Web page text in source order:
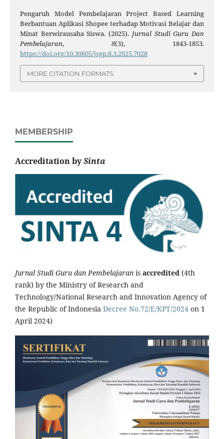
Pengaruh Model Pembelajaran Project Based Learning
Berbantuan Aplikasi Shopee terhadap Motivasi Belajar dan
Minat Berwirausaha Siswa. (2025). Jurnal Studi Guru Dan
Pembelajaran, 8(3), 1843-1853.
https://doi.org/10.30605/jsgp.8.3.2025.7028
MORE CITATION FORMATS
MEMBERSHIP
Accreditation bySinta
Jurnal Studi Guru dan Pembelajaran is accredited (4th
rank) by the Ministry of Research and
Technology/National Research and Innovation Agency of
the Republic of Indonesia Decree No.72/E/KPT/2024 on 1
April 2024)